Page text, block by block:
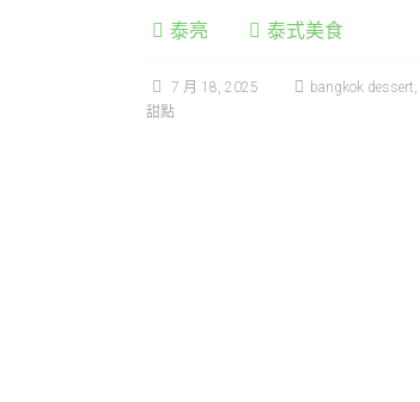
泰亮 泰式美食
7 月 18, 2025 bangkok dessert
甜點